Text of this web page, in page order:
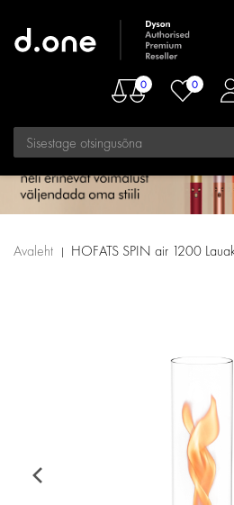
0 0
Avaleht HOFATS SPIN air 1200